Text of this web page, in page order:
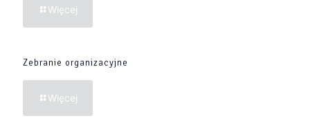
Więcej
Zebranie organizacyjne
Więcej